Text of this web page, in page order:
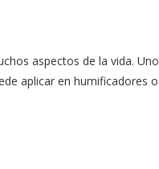
aspectos de la vida. Uno
aplicar en humificadores o